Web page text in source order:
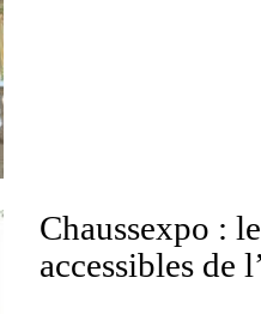
Chaussexpo :
accessibles de